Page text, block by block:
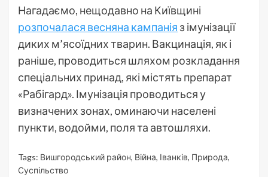
Нагадаємо, нещодавно на Київщині
розпочалася весняна кампанія з імунізації
диких м’ясоїдних тварин. Вакцинація, як і
раніше, проводиться шляхом розкладання
спеціальних принад, які містять препарат
«Рабігард». Імунізація проводиться у
визначених зонах, оминаючи населені
пункти, водойми, поля та автошляхи.
Tags: Вишгородський район, Війна, Іванків, Природа,
Суспільство